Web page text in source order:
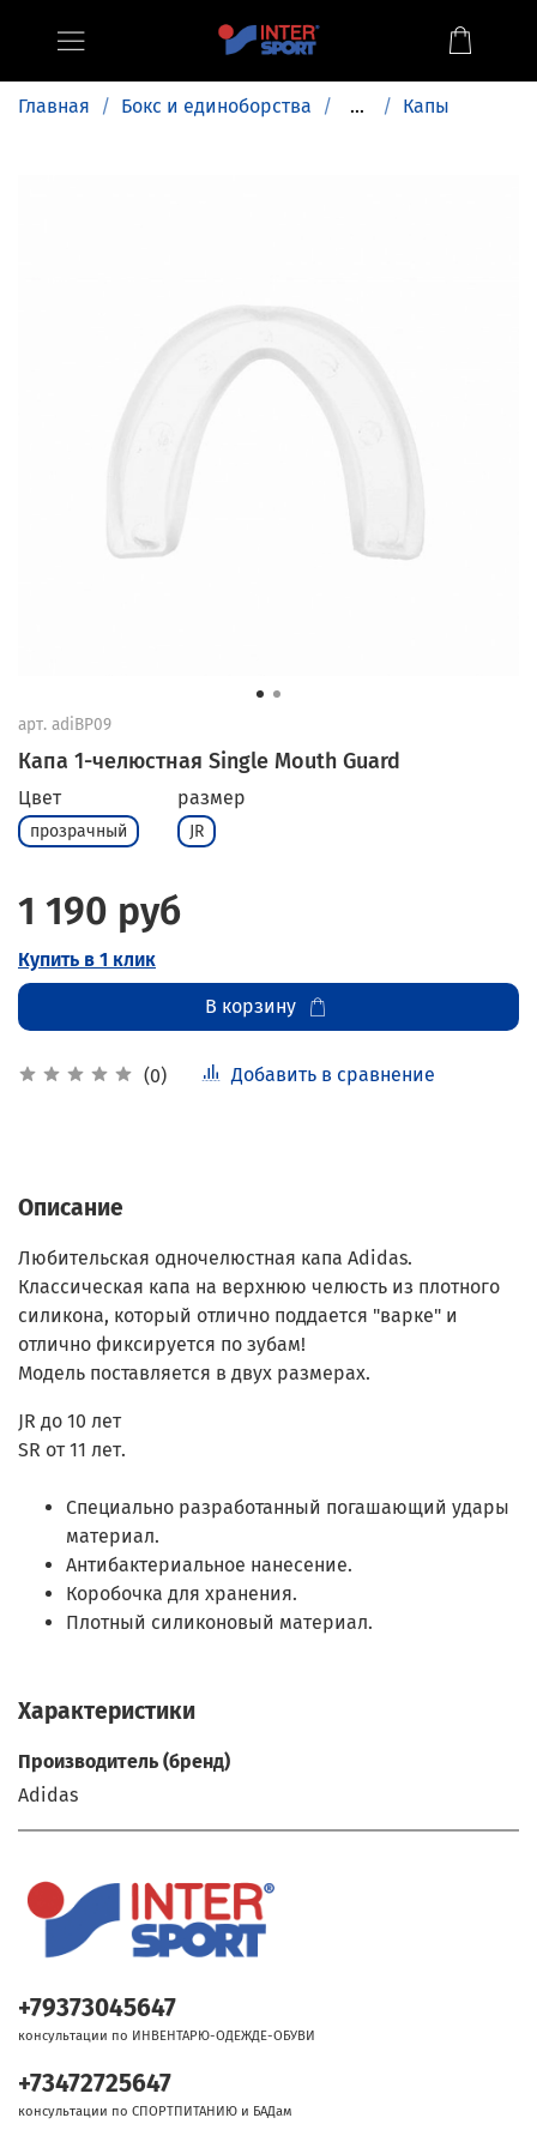
Главная Бокс и единоборства ... Капы
арт. adiBP09
Капа 1-челюстная Single Mouth Guard
(0) Добавить в сравнение
Цвет
прозрачный
размер
JR
1 190 руб
Купить в 1 клик
В корзину
Описание
Любительская одночелюстная капа Adidas.
Классическая капа на верхнюю челюсть из плотного
силикона, который отлично поддается "варке" и
отлично фиксируется по зубам!
Модель поставляется в двух размерах.
JR до 10 лет
SR от 11 лет.
Специально разработанный погашающий удары
материал.
Антибактериальное нанесение.
Коробочка для хранения.
Плотный силиконовый материал.
Характеристики
Производитель (бренд)
Adidas
+79373045647
консультации по ИНВЕНТАРЮ-ОДЕЖДЕ-ОБУВИ
+73472725647
консультации по СПОРТПИТАНИЮ и БАДам